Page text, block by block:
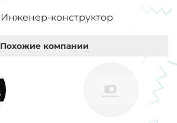
Инженер-конструктор
Похожие компании